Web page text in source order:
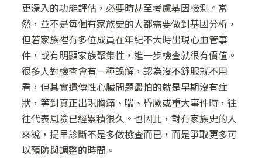
更深入的功能評估，必要時甚至考慮基因檢測。當
然，並不是每個有家族史的人都需要做到基因分析，
但若家族裡有多位成員在年紀不大時出現心血管事
件，或有明顯家族聚集性，進一步檢查就很有價值。
很多人對檢查會有一種誤解，認為沒不舒服就不用
看，但其實遺傳性心臟問題最怕的就是早期沒有症
狀，等到真正出現胸痛、喘、昏厥或重大事件時，往
往代表風險已經累積很久。也因此，對有家族史的人
來說，提早診斷不是多做檢查而已，而是爭取更多可
以預防與調整的時間。